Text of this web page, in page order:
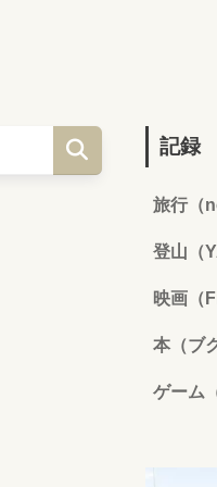
記録
旅行（
登山（
映画（
本（ブ
ゲーム